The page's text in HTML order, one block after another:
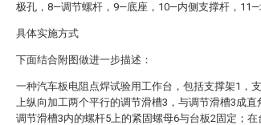
极孔，8—调节螺杆，9—底座，10—内侧支撑杆，11—
具体实施方式
下面结合附图做进一步描述：
一种汽车板电阻点焊试验用工作台，包括支撑架1，
上纵向加工两个平行的调节滑槽3，与调节滑槽3成
调节滑槽3内的螺杆5上的紧固螺母6与台板2固定；